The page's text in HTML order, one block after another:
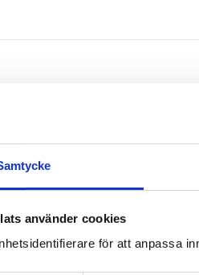
använder cookies
för att anpassa